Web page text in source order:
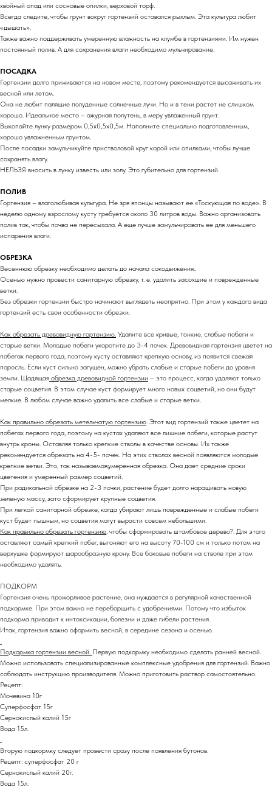
хвойный опад или сосновые опилки, верховой торф.
Всегда следите, чтобы грунт вокруг гортензий оставался рыхлым. Эта культура любит
«дышать».
Также важно поддерживать умеренную влажность на клумбе в гортензиями. Им нужен
постоянный полив. А для сохранения влаги необходимо мульчирование.
ПОСАДКА
Гортензии долго приживаются на новом месте, поэтому рекомендуется высаживать их
весной или летом.
Она не любит палящие полуденные солнечные лучи. Но и в тени растет не слишком
хорошо. Идеальное место – ажурная полутень, в меру увлаженный грунт.
Выкопайте лунку размером 0,5х0,5х0,5м. Наполните специально подготовленным,
хорошо увлажненным грунтом.
После посадки замульчикуйте пристволовой круг корой или опилками, чтобы лучше
сохранять влагу.
НЕЛЬЗЯ вносить в лунку известь или золу. Это губительно для гортензий.
ПОЛИВ
Гортензия – влаголюбивая культура. Не зря японцы называют ее «Тоскующая по воде». В
неделю одному взрослому кусту требуется около 30 литров воды. Важно организовать
полив так, чтобы почва не пересыхала. А еще лучше замульчировать ее для меньшего
испарения влаги.
ОБРЕЗКА
Весеннюю обрезку необходимо делать до начала сокодвижения..
Осенью нужно провести санитарную обрезку, т. е. удалить засохшие и поврежденные
ветки.
Без обрезки гортензии быстро начинают выглядеть неопрятно. При этом у каждого вида
гортензий есть свои особенности обрезки.
Как обрезать древовидную гортензию. Удалите все кривые, тонкие, слабые побеги и
старые ветки. Молодые побеги укоротите до 3-4 почек. Древовидная гортензия цветет на
побегах первого года, поэтому кусту оставляют крепкую основу, из появится свежая
поросль. Если куст сильно загущен, можно убрать слабые и старые побеги до уровня
земли. Щадящая обрезка древовидной гортензии – это процесс, когда удаляют только
старые соцветия. В этом случае куст формирует много новых соцветий, но они будут
мелкие. В любом случае важно удалить все слабые и старые ветки.
Как правильно обрезать метельчатую гортензию. Этот вид гортензий также цветет на
побегах первого года, поэтому на кустах удаляют все лишние побеги, которые растут
внутрь кроны. Оставляя только крепкие стволы в качестве основы. Их также
рекомендуется обрезать на 4-5- почек. На этих стволах весной появляются молодые
крепкие ветви. Это, так называемая,умеренная обрезка. Она дает средние сроки
цветения и умеренный размер соцветий.
При радикальной обрезке на 2-3 почки, растение будет долго наращивать новую
зеленую массу, зато сформирует крупные соцветия.
При легкой санитарной обрезке, когда убирают лишь поврежденные и слабые побеги
куст будет пышным, но соцветия могут вырасти совсем небольшими.
Как правильно обрезать гортензию, чтобы сформировать штамбовое дерево?. Для этого
оставляют самый крепкий побег, выгоняют его на высоту 70-100 см и только потом на
верхушке формируют шарообразную крону. Все боковые побеги на стволе при этом
необходимо удалять.
ПОДКОРМ
Гортензия очень прожорливое растение, она нуждается в регулярной качественной
подкормке. При этом важно не переборщить с удобрениями. Потому что избыток
подкорма приводит к интоксикации, болезни и даже гибели растения.
Итак, гортензия важно оформить весной, в середине сезона и осенью.
Подкормка гортензии весной. Первую подкормку необходимо сделать ранней весной.
Можно использовать специализированные комплексные удобрения для гортензий. Важно
соблюдать инструкцию производителя. Можно приготовить раствор самостоятельно.
Рецепт:
Мочевина 10г
Суперфосфат 15г
Сернокислый калий 15г
Вода 15л.
Вторую подкормку следует провести сразу после появления бутонов.
Рецепт: суперфосфат 20 г
Сернокислый калий 20г.
Вода 15л.